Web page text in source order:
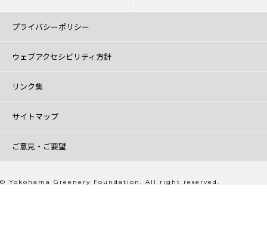
プライバシーポリシー
ウェブアクセシビリティ方針
リンク集
サイトマップ
ご意見・ご要望
© Yokohama Greenery Foundation. All right reserved.